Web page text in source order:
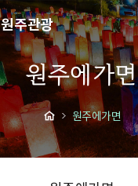
원주관광
원주에가면
원주에가면